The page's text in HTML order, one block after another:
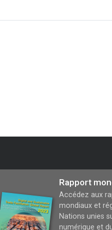
Rapport
Accédez aux
mondiaux et
Nations unies
numérique et